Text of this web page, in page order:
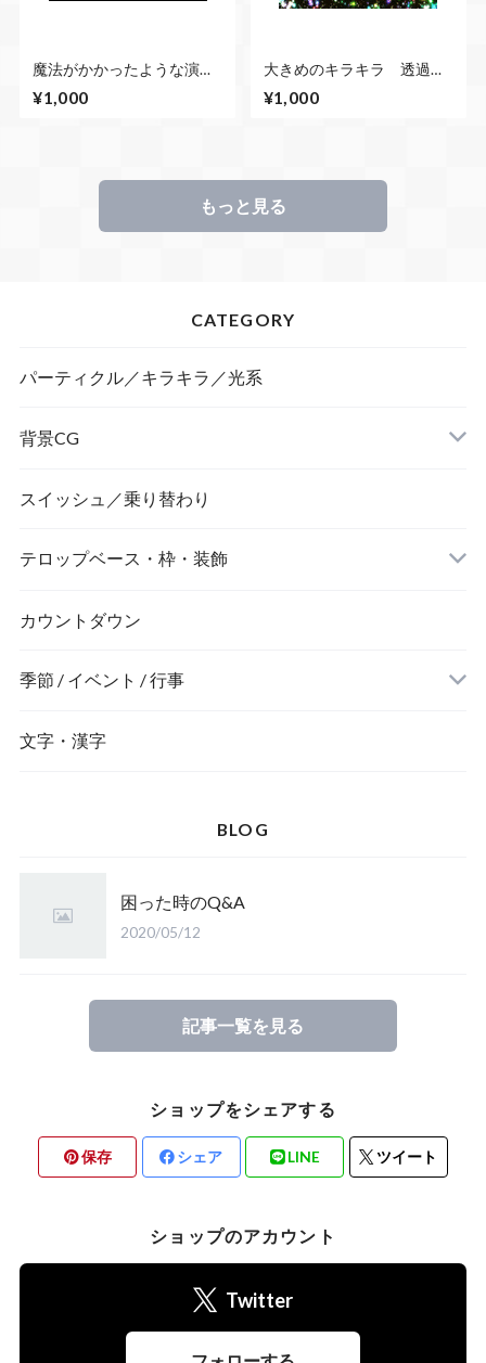
魔法がかかったような演出
ができるキラキラCG 14点
セット
¥1,000
大きめのキラキラ 透過な
し 青系メイン
¥1,000
もっと見る
CATEGORY
パーティクル／キラキラ／光系
背景CG
ニュース風
デジタル風
スイッシュ／乗り替わり
テロップベース・枠・装飾
ネオン風
カウントダウン
季節 / イベント / 行事
文字・漢字
BLOG
困った時のQ&A
2020/05/12
記事一覧を見る
ショップをシェアする
保存 シェア LINE ツイート
ショップのアカウント
Twitter